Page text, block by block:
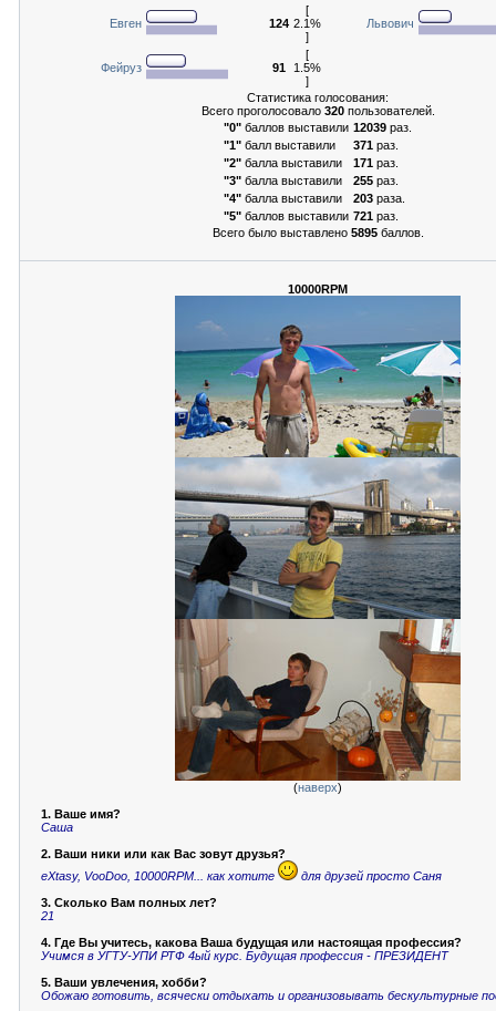
Евген 124
[
2.1%
]
Львович
Фейруз 91
[
1.5%
]
Статистика голосования:
Всего проголосовало 320пользователей.
"0" баллов выставили 12039 раз.
"1" балл выставили 371 раз.
"2" балла выставили 171 раз.
"3" балла выставили 255 раз.
"4" балла выставили 203 раза.
"5" баллов выставили 721 раз.
Всего было выставлено 5895баллов.
10000RPM
(наверх)
1. Ваше имя?
Саша
2. Ваши ники или как Вас зовут друзья?
eXtasy, VooDoo, 10000RPM... как хотите
для друзей просто Саня
3. Сколько Вам полных лет?
21
4. Где Вы учитесь, какова Ваша будущая или настоящая профессия?
Учимся в УГТУ-УПИ РТФ 4ый курс. Будущая профессия - ПРЕЗИДЕНТ
5. Ваши увлечения, хобби?
Обожаю готовить, всячески отдыхать и организовывать бескультурные